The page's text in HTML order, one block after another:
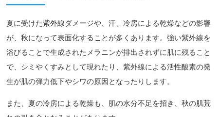
夏に受けた紫外線ダメージや、汗、冷房による乾燥などの影響
が、秋になって表面化することが多くあります。強い紫外線を
浴びることで生成されたメラニンが排出されずに肌に残ること
で、シミやくすみとして現れたり、紫外線による活性酸素の発
生が肌の弾力低下やシワの原因となったりします。
また、夏の冷房による乾燥も、肌の水分不足を招き、秋の肌荒